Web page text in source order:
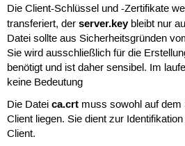
Die Client-Schlüssel und -Zertifikate
transferiert, der server.keybleibt nur
Datei sollte aus Sicherheitsgründen
Sie wird ausschließlich für die
benötigt und ist daher sensibel. Im
keine Bedeutung
Die Datei ca.crtmuss sowohl auf dem
Client liegen. Sie dient zur
Client.